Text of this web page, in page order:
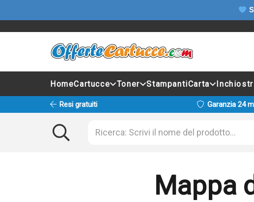
HomeCartucce Toner StampantiCarta
Resi gratuiti Garanzia 24
Mappa